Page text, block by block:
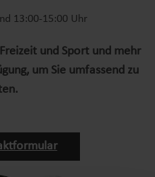
genutzt werden,
unterstreicht. Er
was
Gartenabfall von
Merkmal des
flach und platzsparend
benötigt werden. Dies
13:00-15:00 Uhr
und Sport und mehr
um Sie umfassend zu